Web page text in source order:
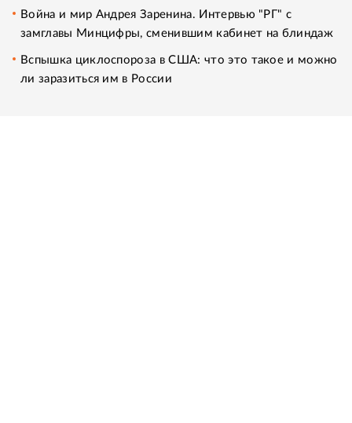
Война и мир Андрея Заренина. Интервью "РГ" с
замглавы Минцифры, сменившим кабинет на блиндаж
Вспышка циклоспороза в США: что это такое и можно
ли заразиться им в России